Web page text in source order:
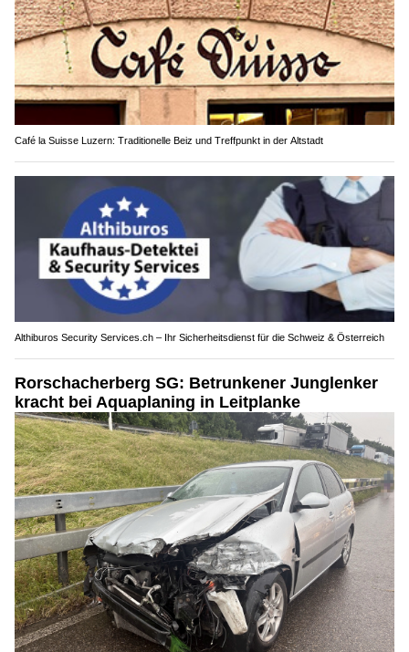
Café la Suisse Luzern: Traditionelle Beiz und Treffpunkt in der Altstadt
Althiburos Security Services.ch – Ihr Sicherheitsdienst für die Schweiz & Österreich
Rorschacherberg SG: Betrunkener Junglenker
kracht bei Aquaplaning in Leitplanke